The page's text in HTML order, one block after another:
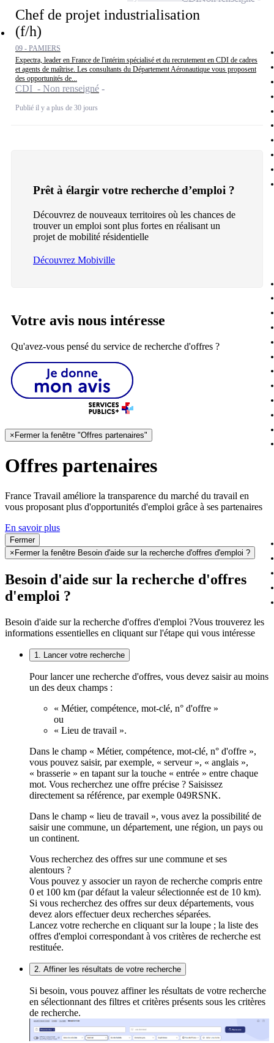
Chef de projet industrialisation
(f/h)
09 - PAMIERS
Expectra, leader en France de l'intérim spécialisé et du recrutement en CDI de cadres
et agents de maîtrise. Les consultants du Département Aéronautique vous proposent
des opportunités de...
CDI - Non renseigné
Publié il y a plus de 30 jours
Prêt à élargir votre recherche d’emploi ?
Découvrez de nouveaux territoires où les chances de
trouver un emploi sont plus fortes en réalisant un
projet de mobilité résidentielle
Découvrez Mobiville
Votre avis nous intéresse
Qu'avez-vous pensé du service de recherche d'offres ?
× Fermer la fenêtre "Offres partenaires"
Offres partenaires
France Travail améliore la transparence du marché du travail en
vous proposant plus d'opportunités d'emploi grâce à ses partenaires
En savoir plus
Fermer
× Fermer la fenêtre Besoin d'aide sur la recherche d'offres d'emploi ?
Besoin d'aide sur la recherche d'offres
d'emploi ?
Besoin d'aide sur la recherche d'offres d'emploi ?Vous trouverez les
informations essentielles en cliquant sur l'étape qui vous intéresse
1. Lancer votre recherche
Pour lancer une recherche d'offres, vous devez saisir au moins
un des deux champs :
« Métier, compétence, mot-clé, n° d'offre »
ou
« Lieu de travail ».
Dans le champ « Métier, compétence, mot-clé, n° d'offre »,
vous pouvez saisir, par exemple, « serveur », « anglais »,
« brasserie » en tapant sur la touche « entrée » entre chaque
mot. Vous recherchez une offre précise ? Saisissez
directement sa référence, par exemple 049RSNK.
Dans le champ « lieu de travail », vous avez la possibilité de
saisir une commune, un département, une région, un pays ou
un continent.
Vous recherchez des offres sur une commune et ses
alentours ?
Vous pouvez y associer un rayon de recherche compris entre
0 et 100 km (par défaut la valeur sélectionnée est de 10 km).
Si vous recherchez des offres sur deux départements, vous
devez alors effectuer deux recherches séparées.
Lancez votre recherche en cliquant sur la loupe ; la liste des
offres d'emploi correspondant à vos critères de recherche est
restituée.
2. Affiner les résultats de votre recherche
Si besoin, vous pouvez affiner les résultats de votre recherche
en sélectionnant des filtres et critères présents sous les critères
de recherche.